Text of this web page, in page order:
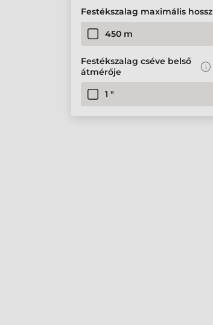
Festékszalag maximális hossz
450 m
Festékszalag cséve belső
átmérője
1 "